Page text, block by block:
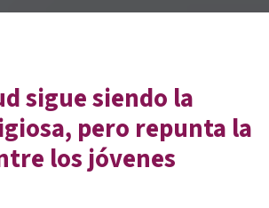
sigue siendo la
pero repunta la
los jóvenes